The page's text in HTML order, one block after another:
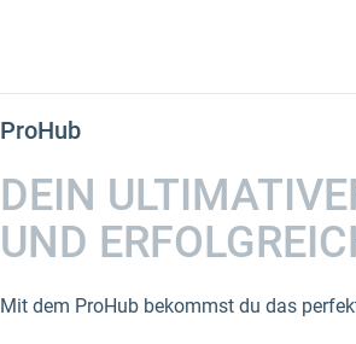
ProHub
DEIN
UND
Mit dem ProHub bekommst du das